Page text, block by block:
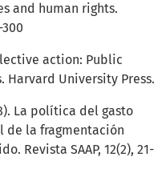
and human rights.
action: Public
Harvard University Press.
La política del gasto
de la fragmentación
Revista SAAP, 12(2), 21-